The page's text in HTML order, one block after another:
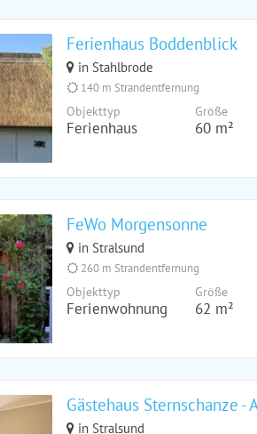
Ferienhaus Boddenblick
in Stahlbrode
140 m Strandentfernung
Objekttyp
Ferienhaus
Größe
60 m²
FeWo Morgensonne
in Stralsund
260 m Strandentfernung
Objekttyp
Ferienwohnung
Größe
62 m²
Gästehaus Sternschanze -
in Stralsund